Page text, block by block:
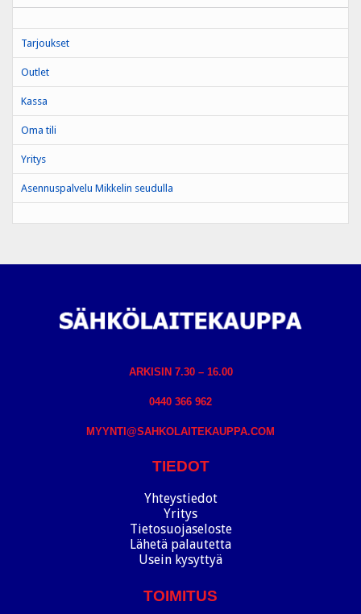
Tarjoukset
Outlet
Kassa
Oma tili
Yritys
Asennuspalvelu Mikkelin seudulla
ARKISIN 7.30 – 16.00
0440 366 962
MYYNTI@SAHKOLAITEKAUPPA.COM
TIEDOT
Yhteystiedot
Yritys
Tietosuojaseloste
Lähetä palautetta
Usein kysyttyä
TOIMITUS